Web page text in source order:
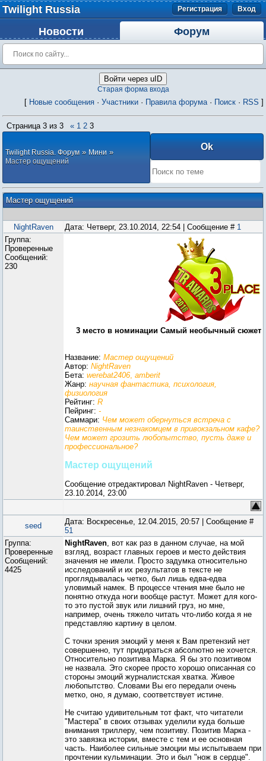
Twilight Russia Регистрация Вход
Новости Форум
Войти через uID
Старая форма входа
[ Новые сообщения · Участники · Правила форума· Поиск · RSS ]
Страница 3 из 3 « 1 2 3
Twilight Russia. Форум » Мини »
Мастер ощущений
Мастер ощущений
NightRaven Дата: Четверг, 23.10.2014, 22:54 | Сообщение # 1
Группа:
Проверенные
Сообщений:
230
3 место в номинации Самый необычный сюжет
Название: Мастер ощущений
Автор: NightRaven
Бета: werebat2406, amberit
Жанр: научная фантастика, психология,
физиология
Рейтинг: R
Пейринг: -
Саммари: Чем может обернуться встреча с
таинственным незнакомцем в привокзальном кафе?
Чем может грозить любопытство, пусть даже и
профессиональное?
Мастер ощущений
Сообщение отредактировал NightRaven - Четверг,
23.10.2014, 23:00
seed
Дата: Воскресенье, 12.04.2015, 20:57 | Сообщение #
51
Группа:
Проверенные
Сообщений:
4425
NightRaven, вот как раз в данном случае, на мой
взгляд, возраст главных героев и место действия
значения не имели. Просто задумка относительно
исследований и их результатов в тексте не
проглядывалась четко, был лишь едва-едва
уловимый намек. В процессе чтения мне было не
понятно откуда ноги вообще растут. Может для кого-
то это пустой звук или лишний груз, но мне,
например, очень тяжело читать что-либо когда я не
представляю картину в целом.
С точки зрения эмоций у меня к Вам претензий нет
совершенно, тут придираться абсолютно не хочется.
Относительно позитива Марка. Я бы это позитивом
не назвала. Это скорее просто хорошо описанная со
стороны эмоций журналистская хватка. Живое
любопытство. Словами Вы его передали очень
метко, оно, я думаю, соответствует истине.
Не считаю удивительным тот факт, что читатели
"Мастера" в своих отзывах уделили куда больше
внимания триллеру, чем позитиву. Позитив Марка -
это завязка истории, вместе с тем и ее основная
часть. Наиболее сильные эмоции мы испытываем при
прочтении кульминации. Это и был "нож в сердце".